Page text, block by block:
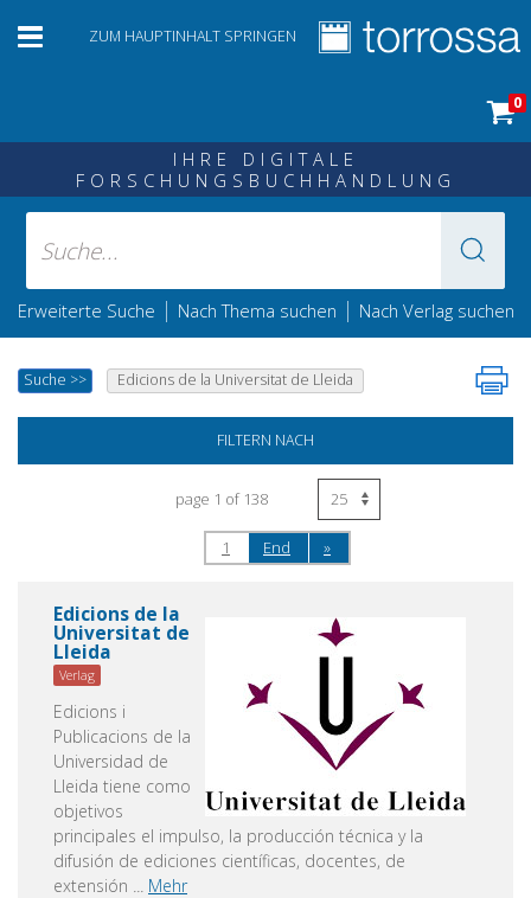
ZUM HAUPTINHALT SPRINGEN
0
IHRE DIGITALE
FORSCHUNGSBUCHHANDLUNG
Erweiterte Suche | Nach Thema suchen | Nach Verlag suchen
Suche >> Edicions de la Universitat de Lleida
FILTERN NACH
page 1 of 138
1 End »
Edicions de la
Universitat de
Lleida
Verlag
Edicions i
Publicacions de la
Universidad de
Lleida tiene como
objetivos
principales el impulso, la producción técnica y la
difusión de ediciones científicas, docentes, de
extensión
Mehr